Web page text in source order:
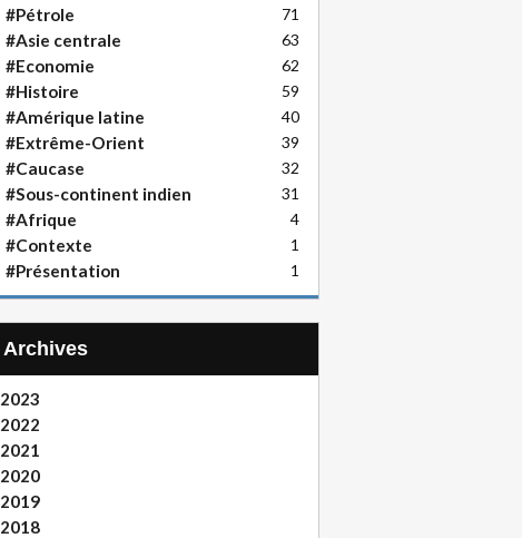
#Pétrole 71
#Asie centrale 63
#Economie 62
#Histoire 59
#Amérique latine 40
#Extrême-Orient 39
#Caucase 32
#Sous-continent indien 31
#Afrique 4
#Contexte 1
#Présentation 1
Archives
2023
2022
2021
2020
2019
2018